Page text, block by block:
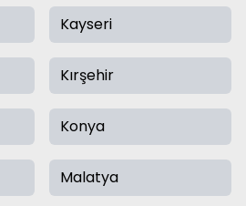
Kayseri
Kırşehir
Konya
Malatya